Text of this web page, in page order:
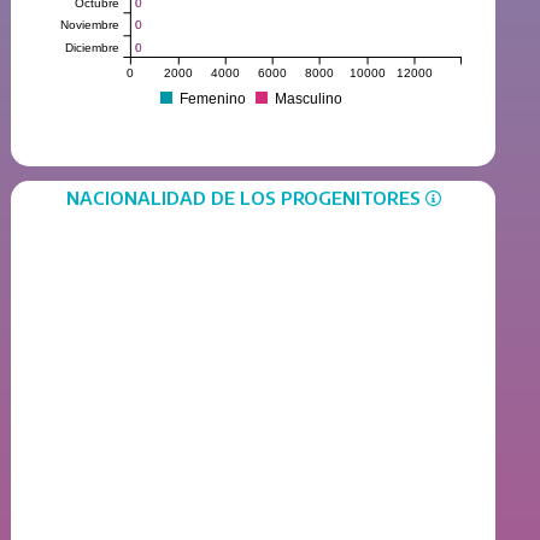
0
0
0
0
Noviembre
Diciembre
0 2000 4000 6000 8000 10000 12000
Femenino Masculino
NACIONALIDAD DE LOS PROGENITORES